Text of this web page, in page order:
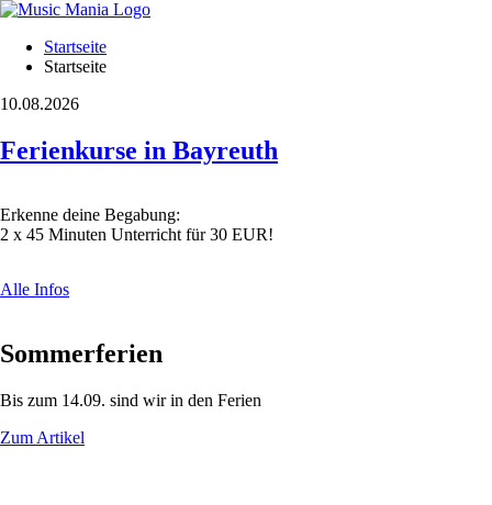
Startseite
News
Termine
Zeiten
Newsübersicht
Kursprogramm
Probe
Über
Konzept
Fragen
Schülerinfos
Startseite
Startseite
10.08.2026
Ferien­kurse in Bayreuth
Erkenne deine Begabung:
2 x 45 Minuten Unterricht für 30 EUR!
Alle Infos
Sommer­ferien
Bis zum 14.09. sind wir in den Ferien
Zum Artikel